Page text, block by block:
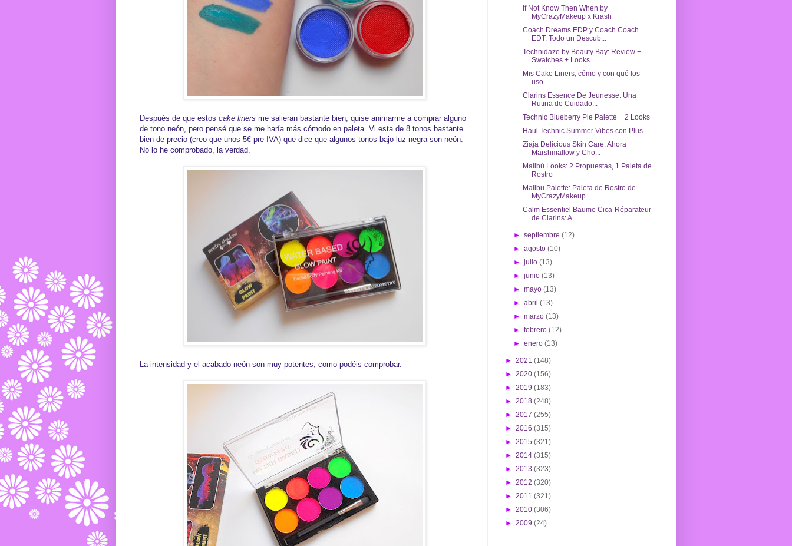
Después de que estos cake liners me salieran bastante bien, quise animarme a comprar alguno
de tono neón, pero pensé que se me haría más cómodo en paleta. Vi esta de 8 tonos bastante
bien de precio (creo que unos 5€ pre-IVA) que dice que algunos tonos bajo luz negra son neón.
No lo he comprobado, la verdad.
La intensidad y el acabado neón son muy potentes, como podéis comprobar.
If Not Know Then When by
MyCrazyMakeup x Krash
Coach Dreams EDP y Coach Coach
EDT: Todo un Descub...
Technidaze by Beauty Bay: Review +
Swatches + Looks
Mis Cake Liners, cómo y con qué los
uso
Clarins Essence De Jeunesse: Una
Rutina de Cuidado...
Technic Blueberry Pie Palette + 2 Looks
Haul Technic Summer Vibes con Plus
Ziaja Delicious Skin Care: Ahora
Marshmallow y Cho...
Malibú Looks: 2 Propuestas, 1 Paleta de
Rostro
Malibu Palette: Paleta de Rostro de
MyCrazyMakeup ...
Calm Essentiel Baume Cica-Réparateur
de Clarins: A...
►septiembre(12)
►agosto(10)
►julio(13)
►junio(13)
►mayo(13)
►abril(13)
►marzo(13)
►febrero(12)
►enero(13)
► 2021 (148)
► 2020 (156)
► 2019 (183)
► 2018 (248)
► 2017 (255)
► 2016 (315)
► 2015 (321)
► 2014 (315)
► 2013 (323)
► 2012 (320)
► 2011 (321)
► 2010 (306)
► 2009 (24)